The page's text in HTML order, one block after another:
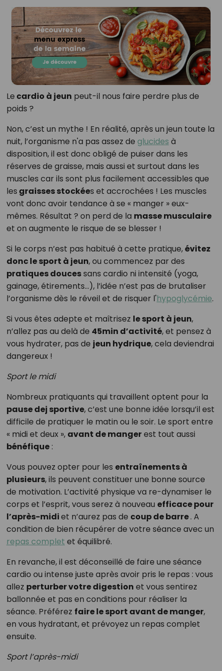
Le cardio à jeun peut-il nous faire perdre plus de
poids ?
Non, c’est un mythe ! En réalité, après un jeun toute la
nuit, l’organisme n'a pas assez de glucides à
disposition, il est donc obligé de puiser dans les
réserves de graisse, mais aussi et surtout dans les
muscles car ils sont plus facilement accessibles que
les graisses stockées et accrochées ! Les muscles
vont donc avoir tendance à se « manger » eux-
mêmes. Résultat ? on perd de la masse musculaire
et on augmente le risque de se blesser !
Si le corps n’est pas habitué à cette pratique,évitez
donc le sport à jeun, ou commencez par des
pratiques doucessans cardio ni intensité (yoga,
gainage, étirements…), l’idée n’est pas de brutaliser
l’organisme dès le réveil et de risquer l'hypoglycémie.
Si vous êtes adepte et maîtrisez le sport à jeun,
n’allez pas au delà de 45min d’activité, et pensez à
vous hydrater, pas de jeun hydrique, cela deviendrai
dangereux !
Sport le midi
Nombreux pratiquants qui travaillent optent pour la
pause dej sportive, c’est une bonne idée lorsqu’il est
difficile de pratiquer le matin ou le soir. Le sport entre
« midi et deux », avant de mangerest tout aussi
bénéfique:
Vous pouvez opter pour les entraînements à
plusieurs, ils peuvent constituer une bonne source
de motivation. L’activité physique va re-dynamiser le
corps et l’esprit, vous serez à nouveau efficace pour
l’après-midiet n’aurez pas de coup de barre. A
condition de bien récupérer de votre séance avec un
repas complet et équilibré.
En revanche, il est déconseillé de faire une séance
cardio ou intense juste après avoir pris le repas : vous
allez perturber votre digestion et vous sentirez
ballonnée et pas en conditions pour réaliser la
séance. Préférez faire le sport avant de manger,
en vous hydratant, et prévoyez un repas complet
ensuite.
Sport l’après-midi